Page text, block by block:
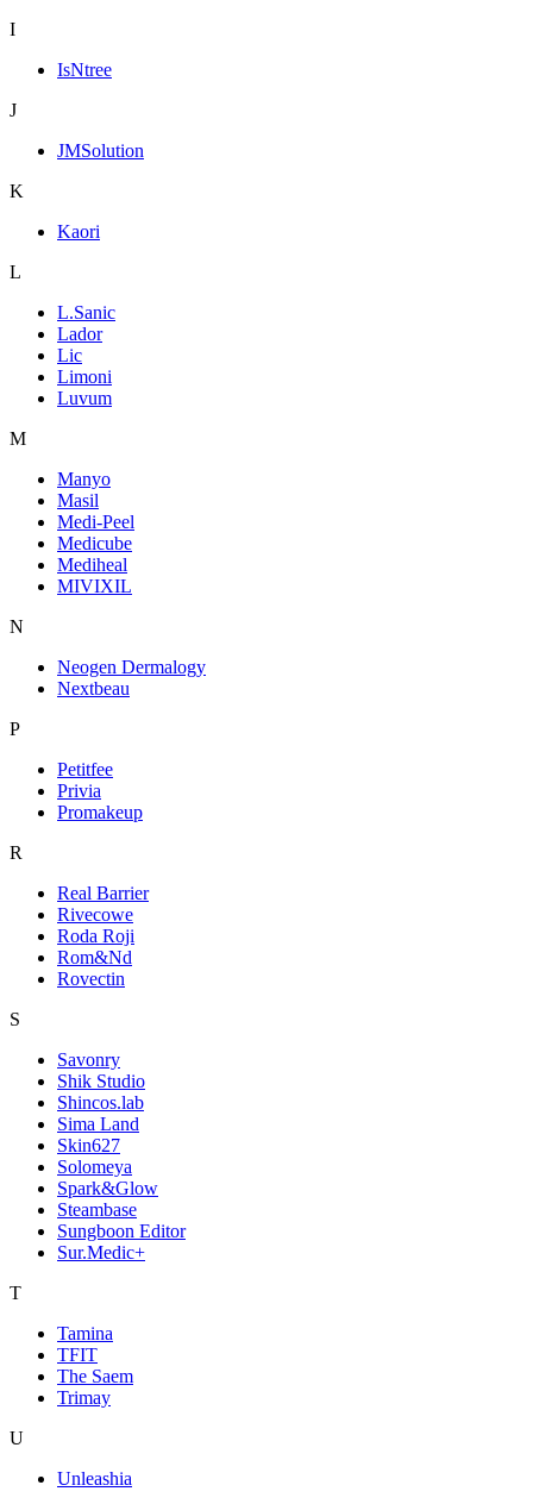
I
IsNtree
J
JMSolution
K
Kaori
L
L.Sanic
Lador
Lic
Limoni
Luvum
M
Manyo
Masil
Medi-Peel
Medicube
Mediheal
MIVIXIL
N
Neogen Dermalogy
Nextbeau
P
Petitfee
Privia
Promakeup
R
Real Barrier
Rivecowe
Roda Roji
Rom&Nd
Rovectin
S
Savonry
Shik Studio
Shincos.lab
Sima Land
Skin627
Solomeya
Spark&Glow
Steambase
Sungboon Editor
Sur.Medic+
T
Tamina
TFIT
The Saem
Trimay
U
Unleashia